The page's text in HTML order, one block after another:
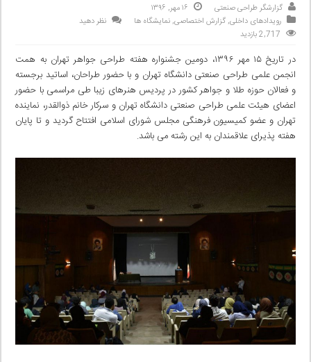
گزارشگر طراحی صنعتی
۱۶ مهر, ۱۳۹۶
رویدادهای داخلی,گزارش اختصاصی,نمایشگاه ها
نظر دهید
2,717 بازدید
در تاریخ ۱۵ مهر ۱۳۹۶، دومین جشنواره هفته طراحی جواهر تهران به همت
انجمن علمی طراحی صنعتی دانشگاه تهران و با حضور طراحان، اساتید برجسته
و فعالان حوزه طلا و جواهر کشور در پردیس هنرهای زیبا طی مراسمی با حضور
اعضای هیئت علمی طراحی صنعتی دانشگاه تهران و سرکار خانم ذوالقدر، نماینده
تهران و عضو کمیسیون فرهنگی مجلس شورای اسلامی افتتاح گردید و تا پایان
هفته پذیرای علاقمندان به این رشته می باشد.